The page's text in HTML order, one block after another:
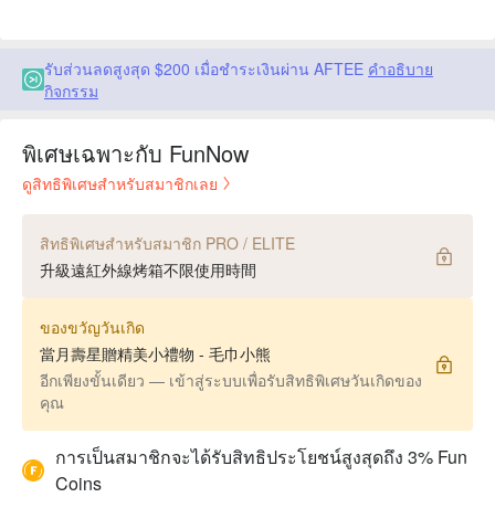
รับส่วนลดสูงสุด $200 เมื่อชำระเงินผ่าน AFTEE คำอธิบาย
กิจกรรม
พิเศษเฉพาะกับ FunNow
ดูสิทธิพิเศษสำหรับสมาชิกเลย
สิทธิพิเศษสำหรับสมาชิก PRO / ELITE
升級遠紅外線烤箱不限使用時間
ของขวัญวันเกิด
當月壽星贈精美小禮物 - 毛巾小熊
อีกเพียงขั้นเดียว — เข้าสู่ระบบเพื่อรับสิทธิพิเศษวันเกิดของ
คุณ
การเป็นสมาชิกจะได้รับสิทธิประโยชน์สูงสุดถึง 3% Fun
Coins